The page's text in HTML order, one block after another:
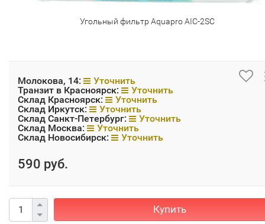
Угольный фильтр Aquapro AIC-2SC
Молокова, 14:
Уточнить
Транзит в Красноярск:
Уточнить
Склад Красноярск:
Уточнить
Склад Иркутск:
Уточнить
Склад Санкт-Петербург:
Уточнить
Склад Москва:
Уточнить
Склад Новосибирск:
Уточнить
590 руб.
Купить